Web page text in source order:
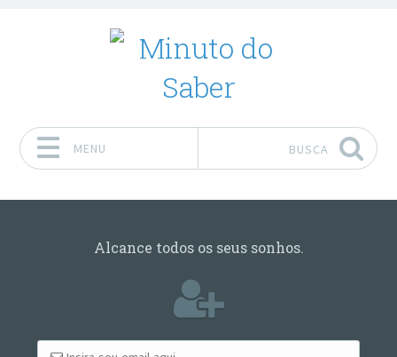
MENU BUSCA
Alcance todos os seus sonhos.